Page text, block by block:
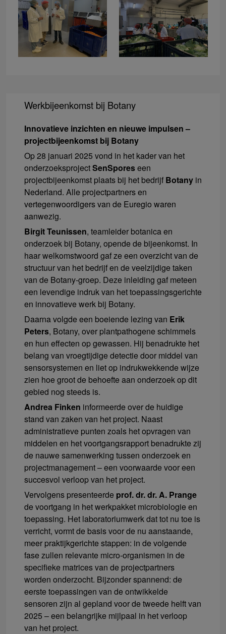
Werkbijeenkomst bij Botany
Innovatieve inzichten en nieuwe impulsen –
projectbijeenkomst bij Botany
Op 28 januari 2025 vond in het kader van het
onderzoeksprojectSenSporeseen
projectbijeenkomst plaats bij het bedrijf Botany in
Nederland. Alle projectpartners en
vertegenwoordigers van de Euregio waren
aanwezig.
Birgit Teunissen, teamleider botanica en
onderzoek bij Botany, opende de bijeenkomst. In
haar welkomstwoord gaf ze een overzicht van de
structuur van het bedrijf en de veelzijdige taken
van de Botany-groep. Deze inleiding gaf meteen
een levendige indruk van het toepassingsgerichte
en innovatieve werk bij Botany.
Daarna volgde een boeiende lezing van Erik
Peters, Botany, over plantpathogene schimmels
en hun effecten op gewassen. Hij benadrukte het
belang van vroegtijdige detectie door middel van
sensorsystemen en liet op indrukwekkende wijze
zien hoe groot de behoefte aan onderzoek op dit
gebied nog steeds is.
Andrea Finken informeerde over de huidige
stand van zaken van het project. Naast
administratieve punten zoals het opvragen van
middelen en het voortgangsrapport benadrukte zij
de nauwe samenwerking tussen onderzoek en
projectmanagement – een voorwaarde voor een
succesvol verloop van het project.
Vervolgens presenteerde prof. dr. dr. A. Prange
de voortgang in het werkpakket microbiologie en
toepassing. Het laboratoriumwerk dat tot nu toe is
verricht, vormt de basis voor de nu aanstaande,
meer praktijkgerichte stappen: in de volgende
fase zullen relevante micro-organismen in de
specifieke matrices van de projectpartners
worden onderzocht. Bijzonder spannend: de
eerste toepassingen van de ontwikkelde
sensoren zijn al gepland voor de tweede helft van
2025 – een belangrijke mijlpaal in het verloop
van het project.